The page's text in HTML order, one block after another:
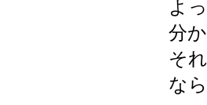
よ
分
そ
な